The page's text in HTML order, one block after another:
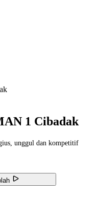
1 Cibadak
unggul dan kompetitif